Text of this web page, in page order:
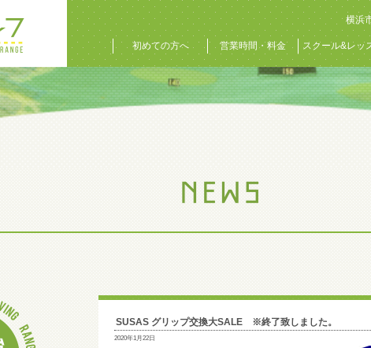
横浜
初めての方へ 営業時間・料金 スクール&レッ
SUSAS グリップ交換大SALE ※終了致しました。
2020年1月22日